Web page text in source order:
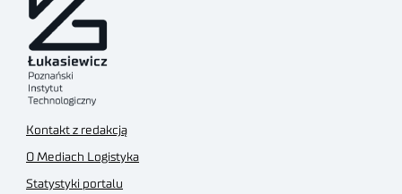
Kontakt z redakcją
O Mediach Logistyka
Statystyki portalu